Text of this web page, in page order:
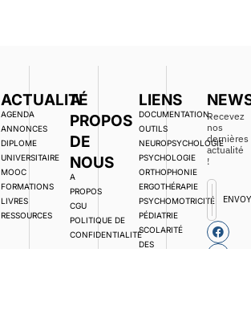
ACTUALITÉ
AGENDA
ANNONCES
DIPLOME
UNIVERSITAIRE
MOOC
FORMATIONS
LIVRES
RESSOURCES
A
PROPOS
DE
NOUS
A
PROPOS
CGU
POLITIQUE DE
CONFIDENTIALITÉ
LIENS
DOCUMENTATION,
OUTILS
NEUROPSYCHOLOGIE
PSYCHOLOGIE
ORTHOPHONIE
ERGOTHÉRAPIE
PSYCHOMOTRICITÉ
PÉDIATRIE
SCOLARITÉ
DES
Recevez
nos
dernières
actualité
!